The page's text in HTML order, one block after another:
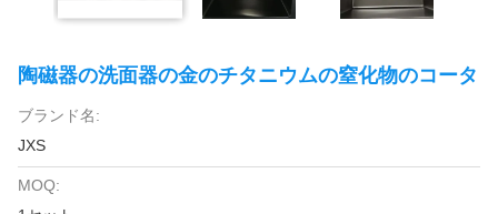
陶磁器の洗面器の金のチタニウムの窒化物のコータ
ブランド名:
JXS
MOQ: